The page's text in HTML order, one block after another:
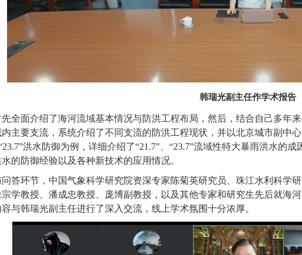
韩瑞光副主任作学术报告
全面介绍了海河流域基本情况与防洪工程布局，然后， 结合自己多年
主要支流， 系统介绍了不同支流的防洪工程现状，并以北京城市副中
23.7”洪水防御为例，详细介绍了“21.7”、“23.7”流域性特大暴雨洪水的成
的防御经验以 及各种新技术的应用情况。
答环节，中国气象科学研究院资深专家陈菊英研究员、珠江水利科学
学教授、潘成忠教授、庞博副教授，以及其他专家和研究生先后就海
与韩瑞光副主任进行了深入交流，线上学术氛围十分浓厚。